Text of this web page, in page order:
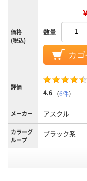
価格
(税込)
数量
カ
評価
4.6 （6件）
メーカー アスクル
カラーグ
ループ
ブラック系